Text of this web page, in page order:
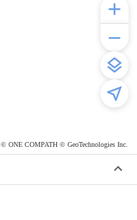
© ONE COMPATH © GeoTechnologies Inc.